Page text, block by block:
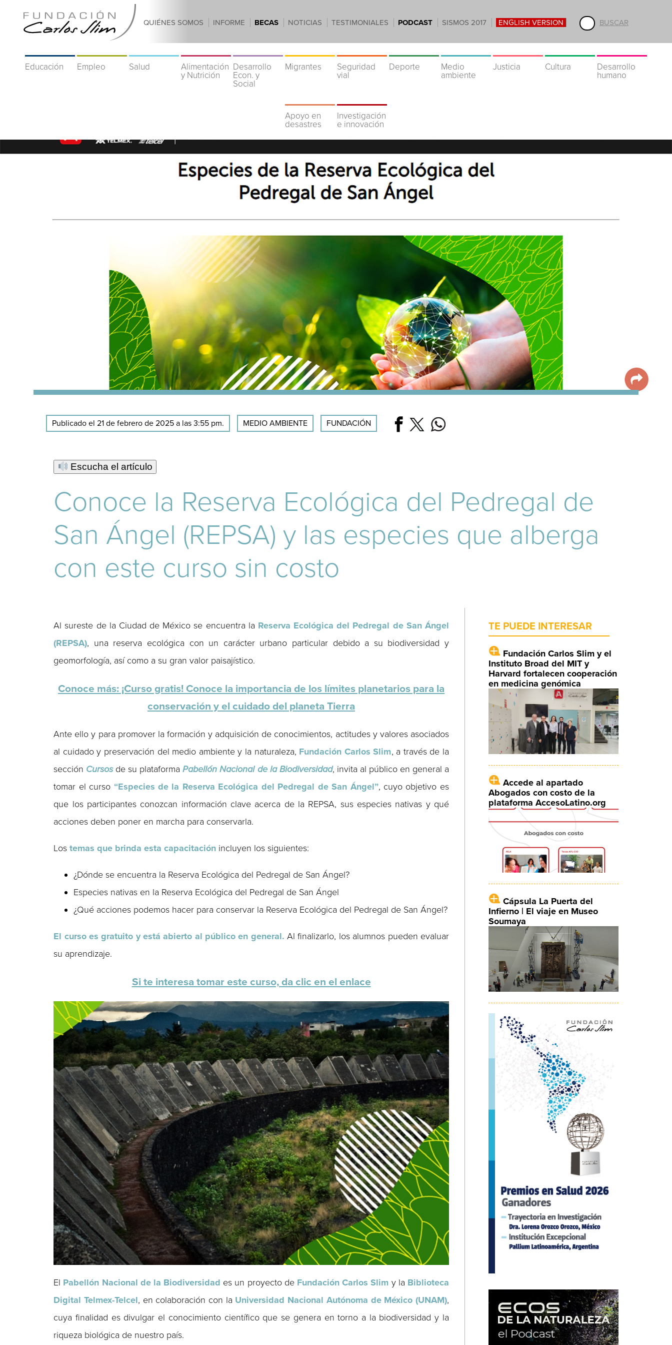
BUSCAR
QUIÉNES SOMOS INFORME BECAS NOTICIAS TESTIMONIALES PODCAST SISMOS 2017 ENGLISH VERSION
Educación Empleo Salud
Alimentación
y Nutrición
Desarrollo
Econ. y
Social
Migrantes
Seguridad
vial
Deporte
Medio
ambiente
Justicia Cultura
Desarrollo
humano
Apoyo en
desastres
Investigación
e innovación
Publicado el 21 de febrero de 2025 a las 3:55 pm. MEDIO AMBIENTE FUNDACIÓN
Escucha el artículo
Conoce la Reserva Ecológica del Pedregal de
San Ángel (REPSA) y las especies que alberga
con este curso sin costo
Al sureste de la Ciudad de México se encuentra la Reserva Ecológica del Pedregal de San Ángel
(REPSA), una reserva ecológica con un carácter urbano particular debido a su biodiversidad y
geomorfología, así como a su gran valor paisajístico.
Conoce más: ¡Curso gratis! Conoce la importancia de los límites planetarios para la
conservación y el cuidado del planeta Tierra
Ante ello y para promover la formación y adquisición de conocimientos, actitudes y valores asociados
al cuidado y preservación del medio ambiente y la naturaleza, Fundación Carlos Slim, a través de la
sección Cursosde su plataformaPabellón Nacional de la Biodiversidad, invita al público en general a
tomar el curso “Especies de la Reserva Ecológica del Pedregal de San Ángel”, cuyo objetivo es
que los participantes conozcan información clave acerca de la REPSA, sus especies nativas y qué
acciones deben poner en marcha para conservarla.
Lostemas que brinda esta capacitación incluyen los siguientes:
¿Dónde se encuentra la Reserva Ecológica del Pedregal de San Ángel?
Especies nativas en la Reserva Ecológica del Pedregal de San Ángel
¿Qué acciones podemos hacer para conservar la Reserva Ecológica del Pedregal de San Ángel?
El curso es gratuito y está abierto al público en general. Al finalizarlo, los alumnos pueden evaluar
su aprendizaje.
Si te interesa tomar este curso, da clic en el enlace
El Pabellón Nacional de la Biodiversidad es un proyecto deFundación Carlos Slim y la Biblioteca
Digital Telmex-Telcel, en colaboración con la Universidad Nacional Autónoma de México (UNAM),
cuya finalidad es divulgar el conocimiento científico que se genera en torno a la biodiversidad y la
riqueza biológica de nuestro país.
TE PUEDE INTERESAR
Fundación Carlos Slim y el
Instituto Broad del MIT y
Harvard fortalecen cooperación
en medicina genómica
Accede al apartado
Abogados con costo de la
plataforma AccesoLatino.org
Cápsula La Puerta del
Infierno | El viaje en Museo
Soumaya